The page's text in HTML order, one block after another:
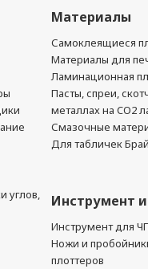
углов,
Материалы
Самоклеящиеся
Материалы для
Ламинационная
Пасты, спреи,
металлах на CO2
Смазочные
Для табличек
Инструмент
Инструмент для
Ножи и
плоттеров